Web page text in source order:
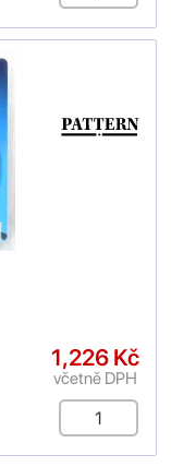
1,226 Kč
včetně DPH